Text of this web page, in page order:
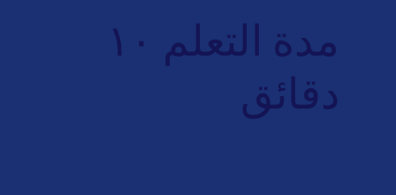
مدة التعلم ١٠
دقائق